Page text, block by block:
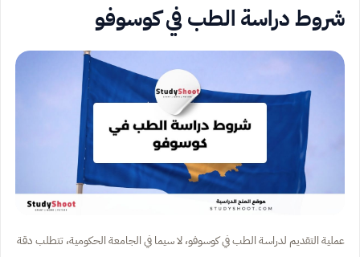
شروط دراسة الطب في كوسوفو
عملية التقديم لدراسة الطب في كوسوفو، لا سيما في الجامعة الحكومية، تتطلب دقة